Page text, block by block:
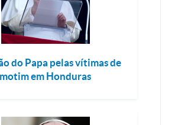
do Papa pelas vítimas de
motim em Honduras